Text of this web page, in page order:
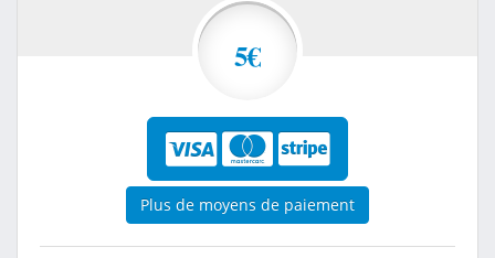
5€
Plus de moyens de paiement